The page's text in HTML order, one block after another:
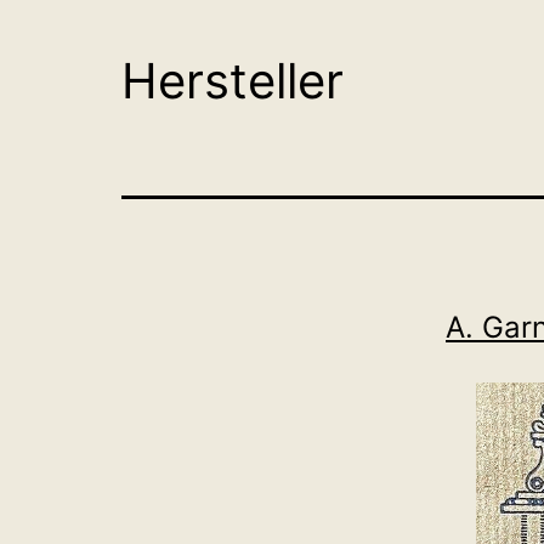
Hersteller
A.